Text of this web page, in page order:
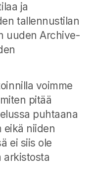
ja
tallennustilan
uuden Archive-
voimme
pitää
puhtaana
eikä niiden
ei siis ole
arkistosta